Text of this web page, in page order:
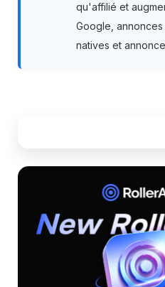
qu'affilié et
Google,
natives et